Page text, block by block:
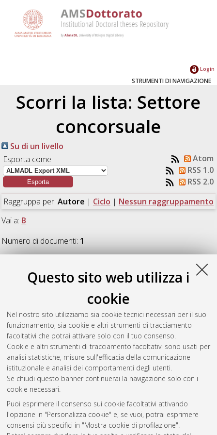
Questo sito web utilizza i
cookie
Nel nostro sito utilizziamo sia cookie tecnici necessari per il suo
funzionamento, sia cookie e altri strumenti di tracciamento
facoltativi che potrai attivare solo con il tuo consenso.
Cookie e altri strumenti di tracciamento facoltativi sono usati per
analisi statistiche, misure sull'efficacia della comunicazione
istituzionale e analisi dei comportamenti degli utenti.
Se chiudi questo banner continuerai la navigazione solo con i
cookie necessari.
Puoi esprimere il consenso sui cookie facoltativi attivando
l'opzione in "Personalizza cookie" e, se vuoi, potrai esprimere
consensi più specifici in "Mostra cookie di profilazione".
Login
STRUMENTI DI NAVIGAZIONE
Scorri la lista: Settore
concorsuale
Su di un livello
Esporta come
Atom
RSS 1.0
RSS 2.0
Raggruppa per: Autore | Ciclo | Nessun raggruppamento
Vai a: B
Numero di documenti: 1.
L'escissione femminile tra cultura ed
, [Dissertation thesis], Alma Mater Studiorum
Università di Bologna. Dottorato di ricerca inBioetica, 19
Ciclo. DOI 10.6092/unibo/amsdottorato/49.
Questa lista e' stata generata il Thu Aug 6 20:36:58 2026
Atom
Rss 1.0
Rss 2.0